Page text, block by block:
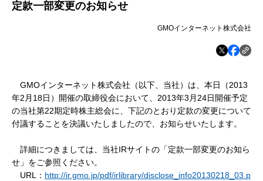
定款一部変更のお知らせ
GMOインターネット株式会社
GMOインターネット株式会社（以下、当社）は、本日（2013
年2月18日）開催の取締役会において、2013年3月24日開催予定
の当社第22期定時株主総会に、下記のとおり定款の変更について
付議することを決議いたしましたので、お知らせいたします。
詳細につきましては、当社IRサイトの「定款一部変更のお知ら
せ」をご参照ください。
URL： http://ir.gmo.jp/pdf/irlibrary/disclose_info20130218_03.p